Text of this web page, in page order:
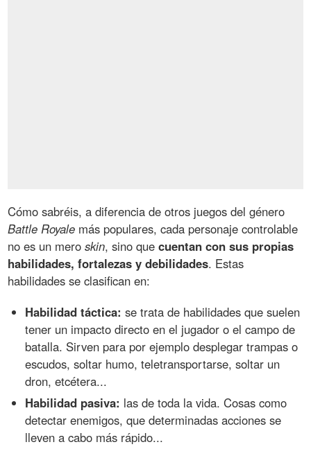
Cómo sabréis, a diferencia de otros juegos del género
Battle Royale más populares, cada personaje controlable
no es un meroskin, sino quecuentan con sus propias
habilidades, fortalezas y debilidades. Estas
habilidades se clasifican en:
Habilidad táctica: se trata de habilidades que suelen
tener un impacto directo en el jugador o el campo de
batalla. Sirven para por ejemplo desplegar trampas o
escudos, soltar humo, teletransportarse, soltar un
dron, etcétera...
Habilidad pasiva: las de toda la vida. Cosas como
detectar enemigos, que determinadas acciones se
lleven a cabo más rápido...